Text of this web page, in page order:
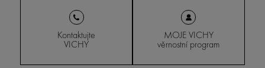
Kontaktujte
VICHY
MOJE VICHY
věrnostní program